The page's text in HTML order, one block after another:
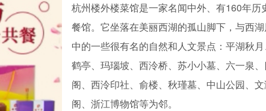
杭州楼外楼菜馆是一家名闻中外、有160年历
餐馆。它坐落在美丽西湖的孤山脚下，与西
中的一些很有名的自然和人文景点：平湖秋
鹤亭、玛瑙坡、西泠桥、苏小小墓、六一泉
阁、西泠印社、俞楼、秋瑾墓、中山公园、
阁、浙江博物馆等为邻。